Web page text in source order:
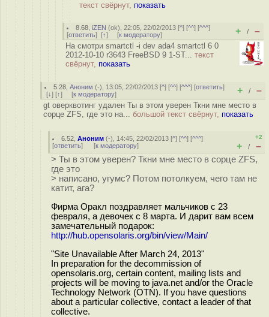
текст свёрнут, показать
8.68 ,iZEN (ok), 22:05, 22/02/2013 [^] [^^] [^^^]
[ответить] [↑] [к модератору] + / –
На смотри smartctl -i dev ada4 smartctl 6 0
2012-10-10 r3643 FreeBSD 9 1-ST... текст
свёрнут, показать
5.28 ,Аноним (-), 13:05, 22/02/2013 [^] [^^] [^^^] [ответить]
[↓] [↑] [к модератору] + / –
gt оверквотинг удален Ты в этом уверен Ткни мне место в
сорце ZFS, где это на... большой текст свёрнут, показать
6.52 ,Аноним (-), 14:45, 22/02/2013 [^] [^^] [^^^]
[ответить] [к модератору]
+2
+ / –
> Ты в этом уверен? Ткни мне место в сорце ZFS,
где это
> написано, угумс? Потом потолкуем, чего там не
катит, ага?
Фирма Оракл поздравляет мальчиков с 23
февраля, а девочек с 8 марта. И дарит вам всем
замечательный подарок:
http://hub.opensolaris.org/bin/view/Main/
"Site Unavailable After March 24, 2013"
In preparation for the decommission of
opensolaris.org, certain content, mailing lists and
projects will be moving to java.net and/or the Oracle
Technology Network (OTN). If you have questions
about a particular collective, contact a leader of that
collective.